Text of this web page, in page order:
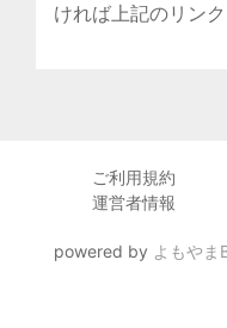
ければ上記のリン
ご利用規約
運営者情報
powered by よもやま